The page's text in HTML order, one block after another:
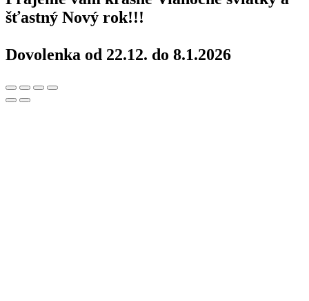
šťastný Nový rok!!!
Dovolenka od 22.12. do 8.1.2026